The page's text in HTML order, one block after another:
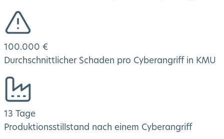
100.000 €
Durchschnittlicher Schaden pro Cyberangriff in KMU
13 Tage
Produktionsstillstand nach einem Cyberangriff